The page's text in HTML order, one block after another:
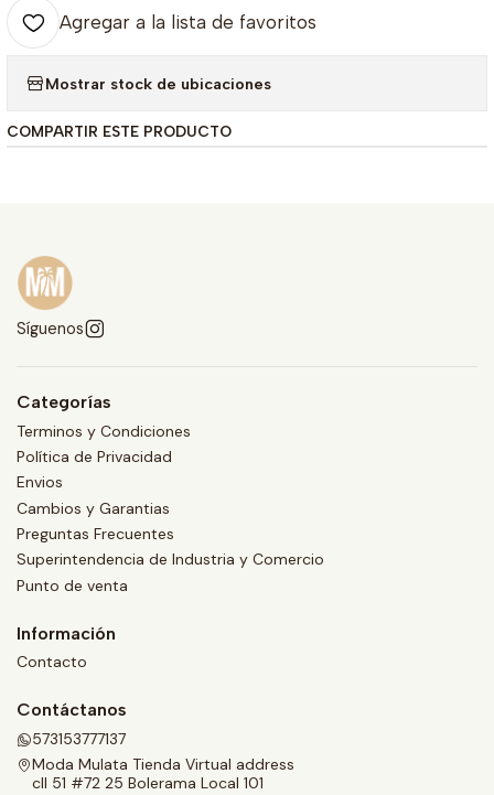
Agregar a la lista de favoritos
Mostrar stock de ubicaciones
COMPARTIR ESTE PRODUCTO
Síguenos
Categorías
Terminos y Condiciones
Política de Privacidad
Envios
Cambios y Garantias
Preguntas Frecuentes
Superintendencia de Industria y Comercio
Punto de venta
Información
Contacto
Contáctanos
573153777137
Moda Mulata Tienda Virtual address
cll 51 #72 25 Bolerama Local 101